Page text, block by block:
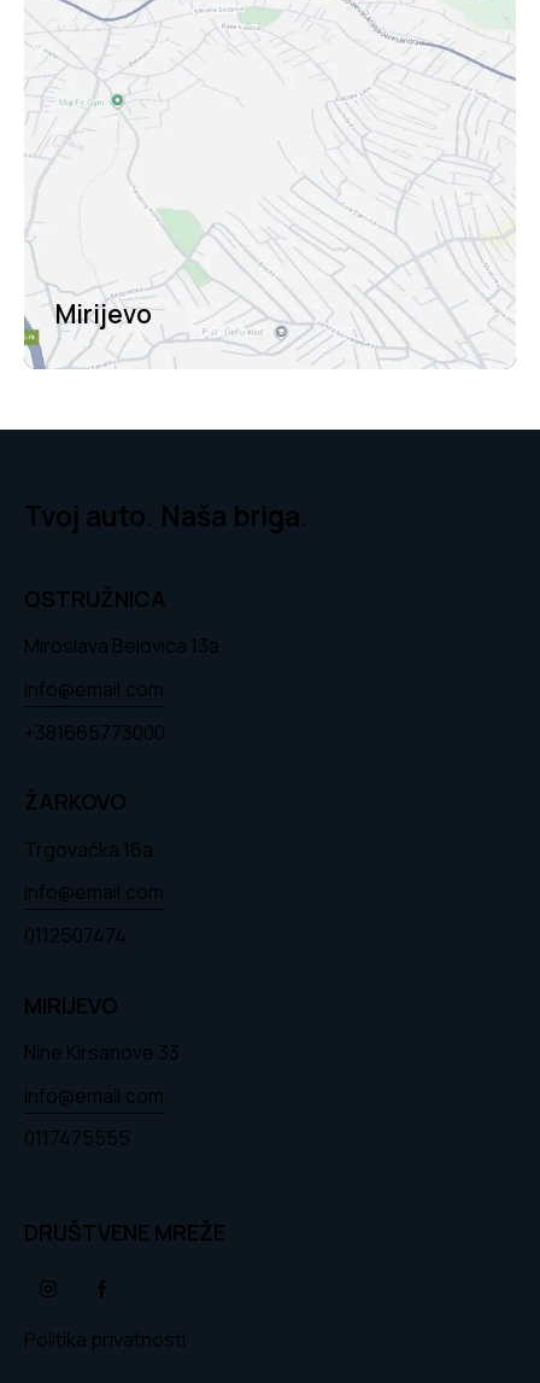
Mirijevo
Tvoj auto. Naša briga.
OSTRUŽNICA
Miroslava Belovica 13a
info@email.com
+381665773000
ŽARKOVO
Trgovačka 16a
info@email.com
0112507474
MIRIJEVO
Nine Kirsanove 33
info@email.com
0117475555
DRUŠTVENE MREŽE
Politika privatnosti